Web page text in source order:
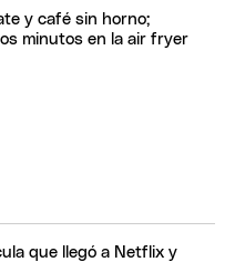
y café sin horno;
minutos en la air fryer
que llegó a Netflix y